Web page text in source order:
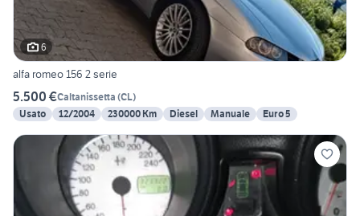
6
alfa romeo 156 2 serie
5.500 €Caltanissetta (CL)
Usato
12/2004 230000 Km Diesel Manuale Euro 5